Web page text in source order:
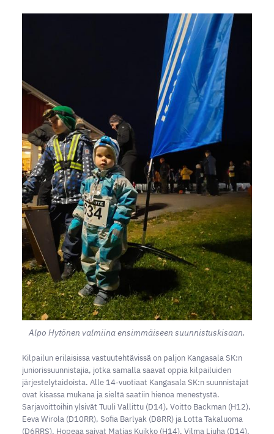
Alpo Hytönen valmiina ensimmäiseen suunnistuskisaan.
Kilpailun erilaisissa vastuutehtävissä on paljon Kangasala SK:n
juniorissuunnistajia, jotka samalla saavat oppia kilpailuiden
järjestelytaidoista. Alle 14-vuotiaat Kangasala SK:n suunnistajat
ovat kisassa mukana ja sieltä saatiin hienoa menestystä.
Sarjavoittoihin ylsivät Tuuli Vallittu (D14), Voitto Backman (H12),
Eeva Wirola (D10RR), Sofia Barlyak (D8RR) ja Lotta Takaluoma
(D6RRS). Hopeaa saivat Matias Kuikko (H14), Vilma Liuha (D14),